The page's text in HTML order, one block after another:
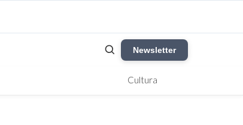
Newsletter
Cultura